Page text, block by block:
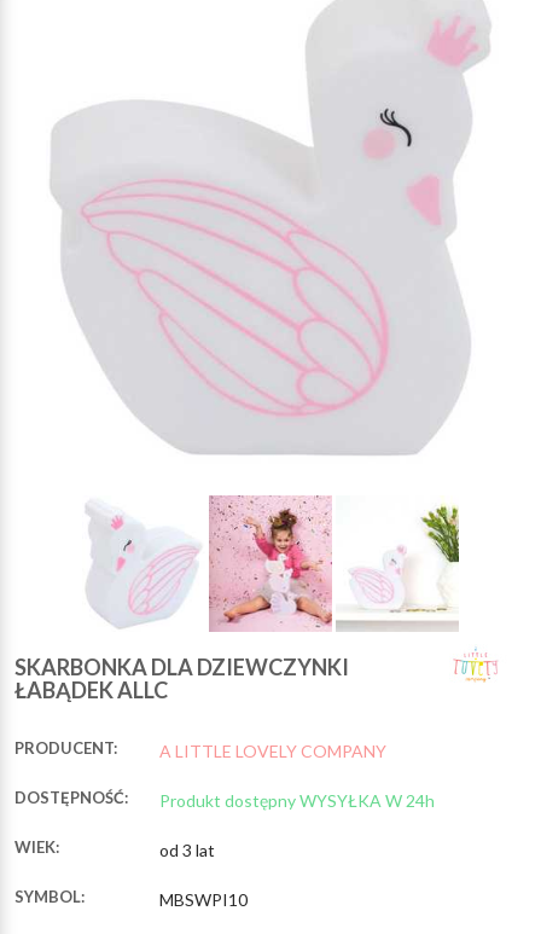
SKARBONKA DLA DZIEWCZYNKI
ŁABĄDEK ALLC
PRODUCENT: A LITTLE LOVELY COMPANY
DOSTĘPNOŚĆ: Produkt dostępny WYSYŁKA W 24h
WIEK: od 3 lat
SYMBOL: MBSWPI10